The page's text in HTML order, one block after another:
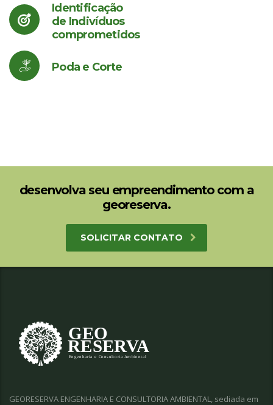
Identificação
de Indivíduos
comprometidos
Poda e Corte
desenvolva seu empreendimento com a
georeserva.
SOLICITAR CONTATO
GEORESERVA ENGENHARIA E CONSULTORIA AMBIENTAL, sediada em